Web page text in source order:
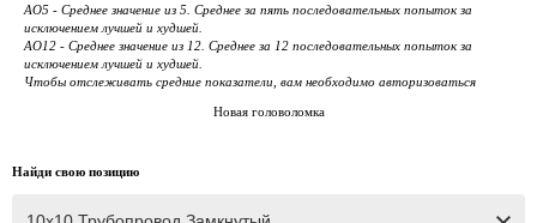
AO5 - Среднее значение из 5. Среднее за пять последовательных попыток за
исключением лучшей и худшей.
AO12 - Среднее значение из 12. Среднее за 12 последовательных попыток за
исключением лучшей и худшей.
Чтобы отслеживать средние показатели, вам необходимо авторизоваться
Новая головоломка
Найди свою позицию